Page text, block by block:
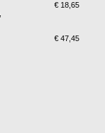
€ 18,65
€ 47,45